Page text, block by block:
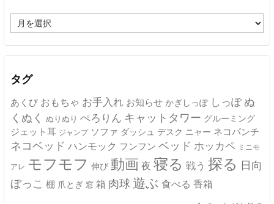
ー
カ
イ
タグ
あくび おもちゃ お手入れ お知らせ かぎしっぽ しっぽ ぬ
くぬく ぬりぬり ぺろりん キャットタワー グルーミング
ジェット耳 ジャンプ ソファ ダッシュ デスク ニャー ネコパンチ
ネコベッド ハンモック フンフン ベッド ホッカペ ミニモ
アレ モフモフ 伸び 動画 夜 寝る 戦う 探る 日向
ぼっこ 棚 爪とぎ 窓 箱 肉球 遊ぶ 食べる 香箱